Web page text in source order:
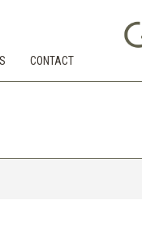
CONTACT